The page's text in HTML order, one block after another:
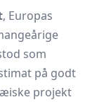
, Europas
som
på godt
projekt